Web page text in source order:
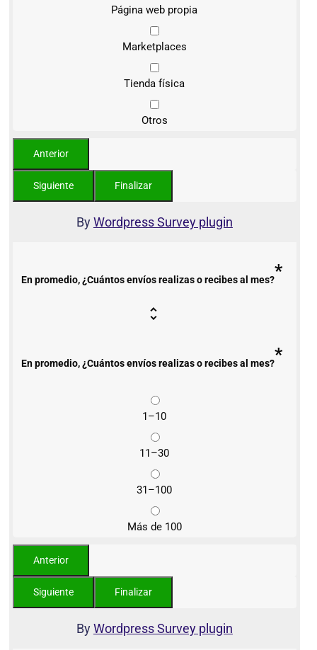
Página web propia
Marketplaces
Tienda física
Otros
ByWordpress Survey plugin
En promedio, ¿Cuántos envíos realizas o recibes al mes?*
En promedio, ¿Cuántos envíos realizas o recibes al mes?*
1–10
11–30
31–100
Más de 100
ByWordpress Survey plugin